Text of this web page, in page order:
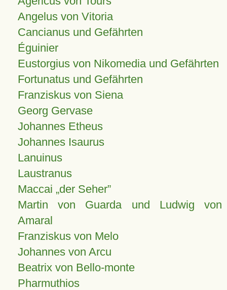
Angelus von Vitoria
Cancianus und Gefährten
Éguinier
Eustorgius von Nikomedia und Gefährten
Fortunatus und Gefährten
Franziskus von Siena
Georg Gervase
Johannes Etheus
Johannes Isaurus
Lanuinus
Laustranus
Maccai „der Seher”
Martin von Guarda und Ludwig von
Amaral
Franziskus von Melo
Johannes von Arcu
Beatrix von Bello-monte
Pharmuthios